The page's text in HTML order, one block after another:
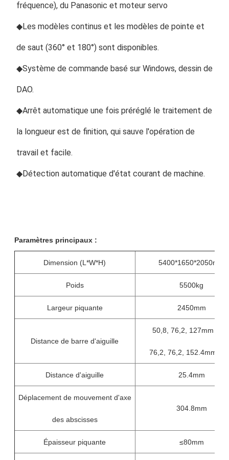
fréquence), du Panasonic et moteur servo
◆Les modèles continus et les modèles de pointe et
de saut (360° et 180°) sont disponibles.
◆Système de commande basé sur Windows, dessin de
DAO.
◆Arrêt automatique une fois préréglé le traitement de
la longueur est de finition, qui sauve l'opération de
travail et facile.
◆Détection automatique d'état courant de machine.
Paramètres principaux :
Dimension (L*W*H) 5400*1650*2050mm
Poids 5500kg
Largeur piquante 2450mm
Distance de barre d'aiguille
50,8, 76,2, 127mm (5'
76,2, 76,2, 152.4mm (6'
Distance d'aiguille 25.4mm
Déplacement de mouvement d'axe
des abscisses
304.8mm
Épaisseur piquante ≤80mm